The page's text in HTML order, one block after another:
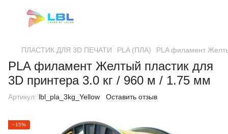
ПЛАСТИК ДЛЯ 3D ПЕЧАТИ PLA (ПЛА) PLA филамент
PLA филамент Желтый пластик для
3D принтера 3.0 кг / 960 м / 1.75 мм
Артикул: lbl_pla_3kg_Yellow Оставить отзыв
−15%